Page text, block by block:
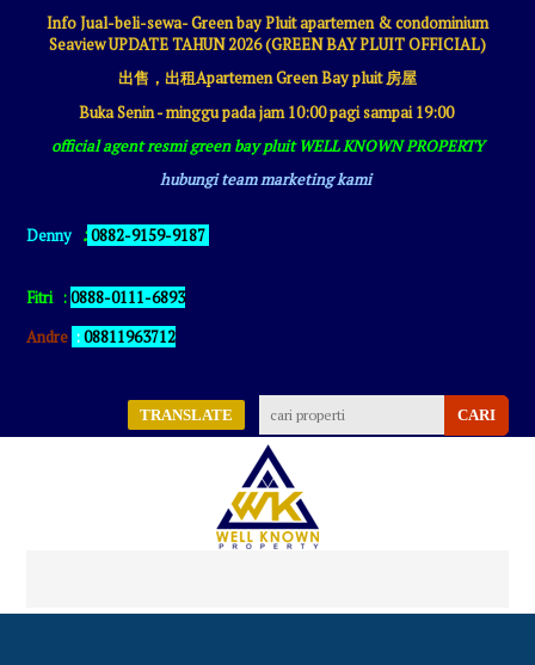
Info Jual-beli-sewa- Green bay Pluit apartemen & condominium
Seaview UPDATE TAHUN 2026 (GREEN BAY PLUIT OFFICIAL)
出售，出租Apartemen Green Bay pluit 房屋
Buka Senin - minggu pada jam 10:00 pagi sampai 19:00
official agent resmi green bay pluit WELL KNOWN PROPERTY
hubungi team marketing kami
Denny :0882-9159-9187
Fitri :0888-0111-6893
Andre :08811963712
TRANSLATE